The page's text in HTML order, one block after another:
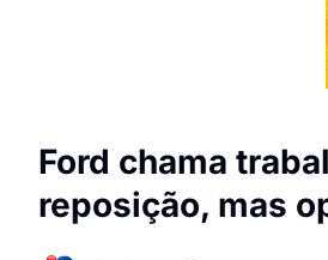
Ford chama
reposição, mas